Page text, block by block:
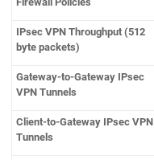
IPsec VPN Throughput (512
byte packets)
Gateway-to-Gateway IPsec
VPN Tunnels
Client-to-Gateway IPsec VPN
Tunnels